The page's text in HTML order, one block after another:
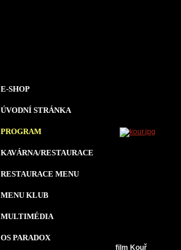
E-SHOP
ÚVODNÍ STRÁNKA
PROGRAM
KAVÁRNA/RESTAURACE
RESTAURACE MENU
MENU KLUB
MULTIMÉDIA
OS PARADOX
film Kouř